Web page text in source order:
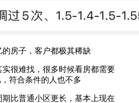
房子，客户都极其稀缺
很难找，很多时候看房都需要
符合条件的人也不多
比普通小区更长，基本上现在